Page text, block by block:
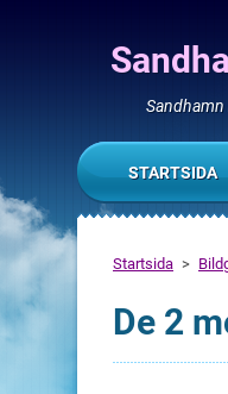
Startsida >
De 2
STARTSIDA